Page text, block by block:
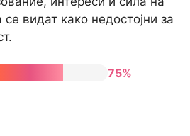
видат како недостојни за
75%